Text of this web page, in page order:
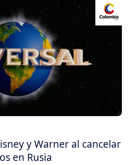
y Warner al cancelar
en Rusia